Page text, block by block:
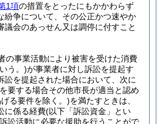
1項の措置をとったにもかかわらず
紛争について、その公正かつ速やか
議会のあっせん又は調停に付すこと
の事業活動により被害を受けた消費
う。)が事業者に対し訴訟を提起す
訟を提起された場合において、次に
要する場合その他市長が適当と認め
る要件を除く。)を満たすときは、
に係る経費(以下「訴訟資金」とい
訟活動に必要な援助を行うことがで